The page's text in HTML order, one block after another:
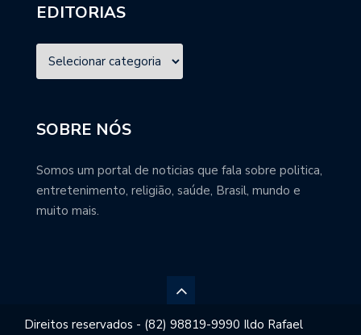
EDITORIAS
SOBRE NÓS
Somos um portal de noticias que fala sobre politica,
entretenimento, religião, saúde, Brasil, mundo e
muito mais.
Direitos reservados - (82) 98819-9990 Ildo Rafael